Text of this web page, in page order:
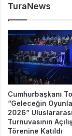
TuraNews
Cumhurbaşkanı
“Geleceğin
2026” Uluslararası
Turnuvasının Açılış
Törenine Katıldı